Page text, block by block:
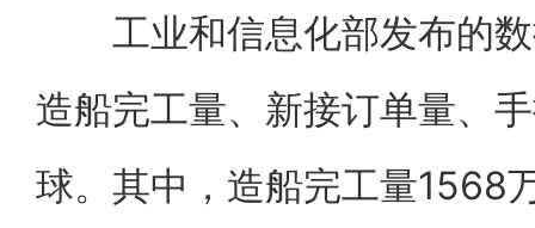
工业和信息化部发布的数
造船完工量、新接订单量、
球。其中，造船完工量1568